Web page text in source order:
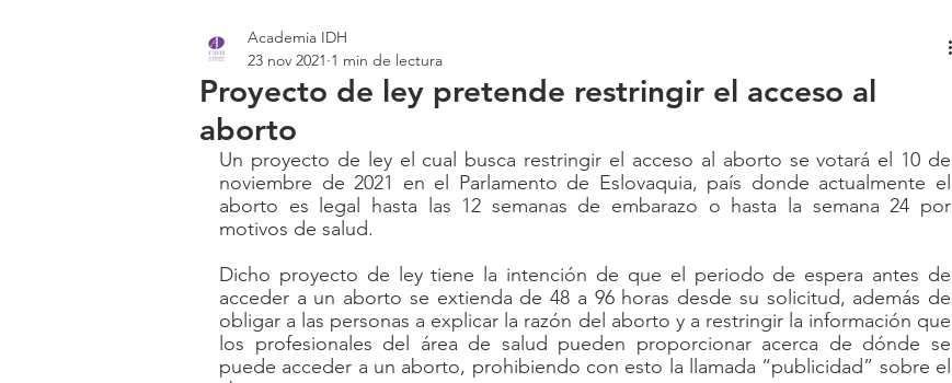
Europa Oceanía
Proyecto de ley pretende restringir el acceso al
aborto
Academia IDH
23 nov 2021 1 min de lectura
Un proyecto de ley el cual busca restringir el acceso al aborto se votará el 10 de
noviembre de 2021 en el Parlamento de Eslovaquia, país donde actualmente el
aborto es legal hasta las 12 semanas de embarazo o hasta la semana 24 por
motivos de salud.
Dicho proyecto de ley tiene la intención de que el periodo de espera antes de
acceder a un aborto se extienda de 48 a 96 horas desde su solicitud, además de
obligar a las personas a explicar la razón del aborto y a restringir la información que
los profesionales del área de salud pueden proporcionar acerca de dónde se
puede acceder a un aborto, prohibiendo con esto la llamada “publicidad” sobre el